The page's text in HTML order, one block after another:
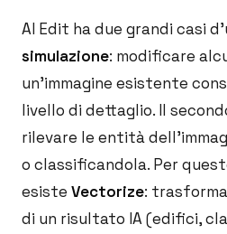
AI Edit ha due grandi casi
simulazione: modificare
un'immagine esistente
livello di dettaglio. Il
rilevare le entità
o classificandola. Per
esiste Vectorize:
di un risultato IA (edifici,